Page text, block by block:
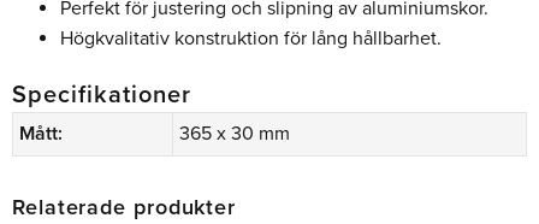
Perfekt för justering och slipning av aluminiumskor.
Högkvalitativ konstruktion för lång hållbarhet.
Specifikationer
Mått: 365 x 30 mm
Relaterade produkter